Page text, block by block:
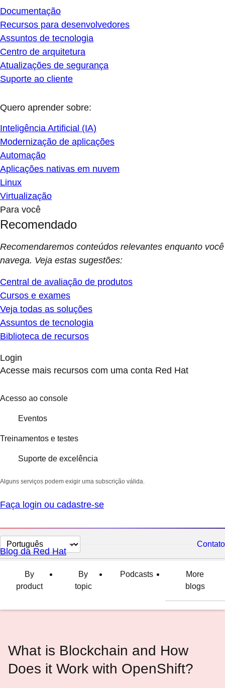
Documentação
Recursos para desenvolvedores
Assuntos de tecnologia
Centro de arquitetura
Atualizações de segurança
Suporte ao cliente
Quero aprender sobre:
Inteligência Artificial (IA)
Modernização de aplicações
Automação
Aplicações nativas em nuvem
Linux
Virtualização
Para você
Recomendado
Recomendaremos conteúdos relevantes enquanto você
navega. Veja estas sugestões:
Central de avaliação de produtos
Cursos e exames
Veja todas as soluções
Assuntos de tecnologia
Biblioteca de recursos
Login
Acesse mais recursos com uma conta Red Hat
Acesso ao console
Eventos
Treinamentos e testes
Suporte de excelência
Alguns serviços podem exigir uma subscrição válida.
Faça login ou cadastre-se
Selecionar
idioma
Contato
Blog da Red Hat
By
product
By
topic
Podcasts
More
blogs
What is Blockchain and How
Does it Work with OpenShift?